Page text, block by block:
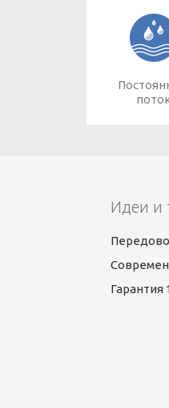
Идеи и
Гарантия